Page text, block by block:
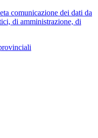
comunicazione dei dati da
di amministrazione, di